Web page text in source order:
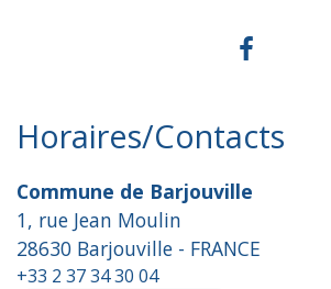
Horaires/Contacts
Commune de Barjouville
1, rue Jean Moulin
28630 Barjouville - FRANCE
+33 2 37 34 30 04